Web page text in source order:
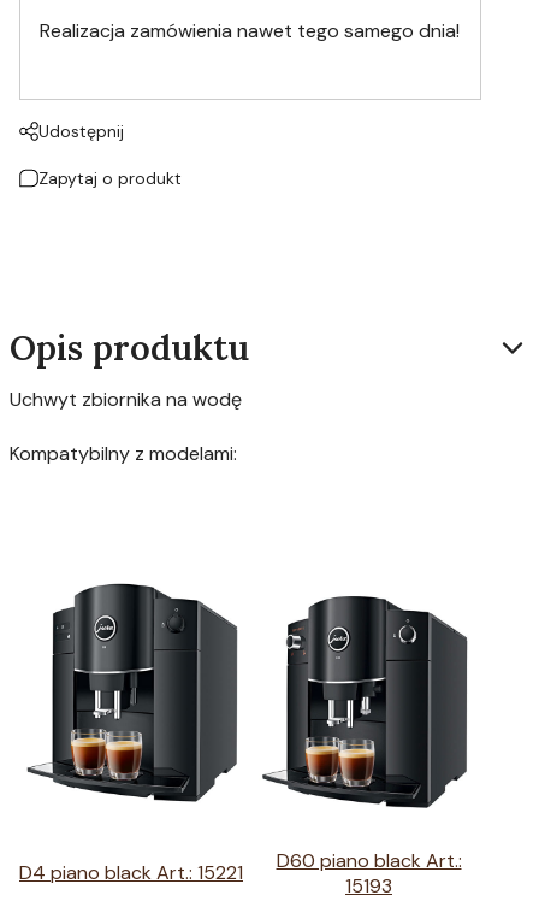
Realizacja zamówienia nawet tego samego dnia!
Udostępnij
Zapytaj o produkt
Opis produktu
Uchwyt zbiornika na wodę
Kompatybilny z modelami:
D4 piano black Art.: 15221
D60 piano black Art.:
15193